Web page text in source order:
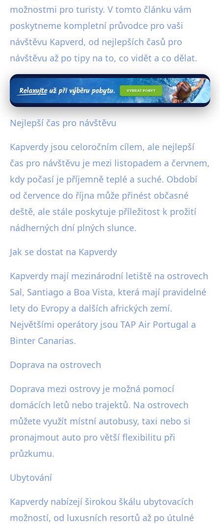
možnostmi pro turisty. V tomto článku vám
poskytneme kompletní průvodce pro vaši
návštěvu Kapverd, od nejlepších časů pro
návštěvu až po tipy na to, co vidět a co dělat.
Nejlepší čas pro návštěvu
Kapverdy jsou celoročním cílem, ale nejlepší
čas pro návštěvu je mezi listopadem a červnem,
kdy počasí je příjemně teplé a suché. Období
od července do října může přinést občasné
deště, ale stále poskytuje příležitost k prožití
nádherných dní plných slunce.
Jak se dostat na Kapverdy
Kapverdy mají mezinárodní letiště na ostrovech
Sal, Santiago a Boa Vista, která mají pravidelné
lety do Evropy a dalších afrických zemí.
Největšími operátory jsou TAP Air Portugal a
Binter Canarias.
Doprava na ostrovech
Doprava mezi ostrovy je možná pomocí
domácích letů nebo trajektů. Na ostrovech
můžete využít místní autobusy, taxi nebo si
pronajmout auto pro větší flexibilitu při
průzkumu.
Ubytování
Kapverdy nabízejí širokou škálu ubytovacích
možností, od luxusních resortů až po útulné